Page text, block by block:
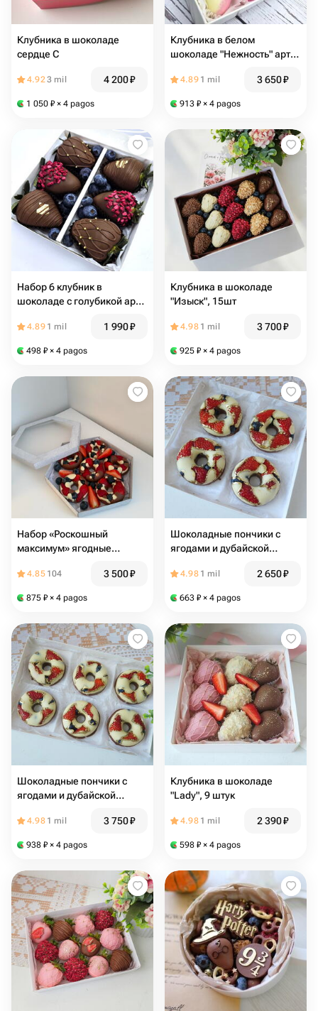
Клубника в шоколаде
сердце С
4.923 mil 4 200₽
1 050 ₽ × 4 pagos
Клубника в белом
шоколаде "Нежность" арт.
4.89 1 mil 3 650₽
913 ₽ × 4 pagos
Набор 6 клубник в
шоколаде с голубикой арт.
4.89 1 mil 1 990₽
498 ₽ × 4 pagos
Клубника в шоколаде
"Изыск", 15шт
4.98 1 mil 3 700₽
925 ₽ × 4 pagos
Набор «Роскошный
максимум» ягодные
4.85 104 3 500₽
875 ₽ × 4 pagos
Шоколадные пончики с
ягодами и дубайской
4.98 1 mil 2 650₽
663 ₽ × 4 pagos
Шоколадные пончики с
ягодами и дубайской
4.98 1 mil 3 750₽
938 ₽ × 4 pagos
Клубника в шоколаде
"Lady", 9 штук
4.98 1 mil 2 390₽
598 ₽ × 4 pagos